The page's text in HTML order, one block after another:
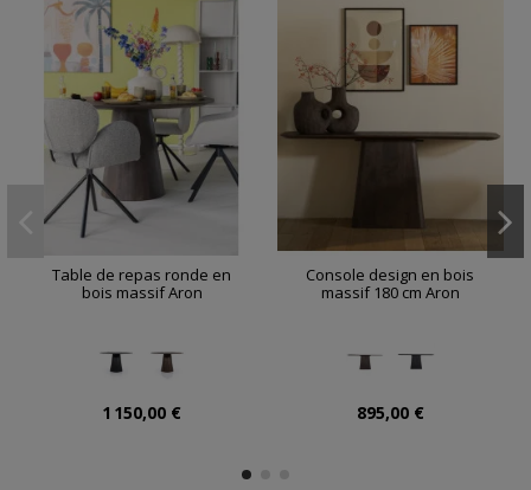
Table de repas ronde en
bois massif Aron
1 150,00 €
Console design en bois
massif 180 cm Aron
895,00 €